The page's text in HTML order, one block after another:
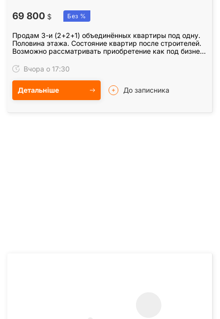
69 800 $ Без %
Продам 3-и (2+2+1) объединённых квартиры под одну.
Половина этажа. Состояние квартир после строителей.
Возможно рассматривать приобретение как под бизнес,
Вчора о 17:30
Детальніше До записника